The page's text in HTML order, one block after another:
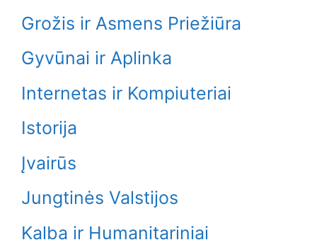
Grožis ir Asmens Priežiūra
Gyvūnai ir Aplinka
Internetas ir Kompiuteriai
Istorija
Įvairūs
Jungtinės Valstijos
Kalba ir Humanitariniai